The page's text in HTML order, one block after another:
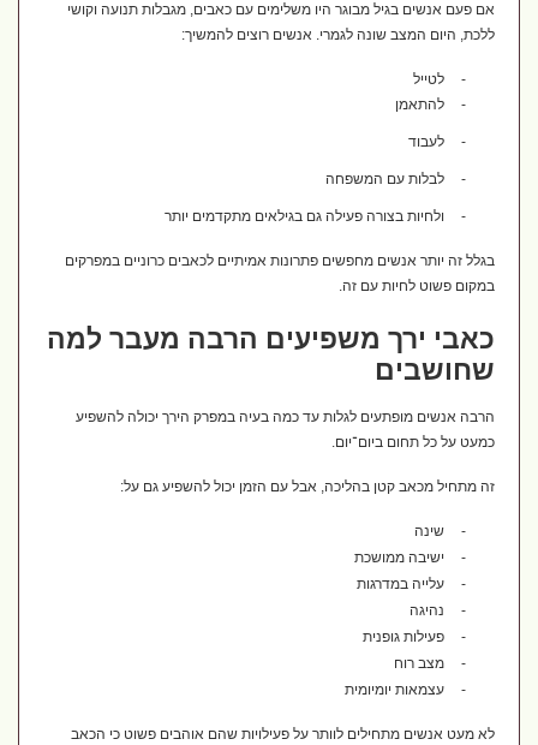
אם פעם אנשים בגיל מבוגר היו משלימים עם כאבים, מגבלות תנועה וקושי
ללכת, היום המצב שונה לגמרי. אנשים רוצים להמשיך:
לטייל
להתאמן
לעבוד
לבלות עם המשפחה
ולחיות בצורה פעילה גם בגילאים מתקדמים יותר
בגלל זה יותר אנשים מחפשים פתרונות אמיתיים לכאבים כרוניים במפרקים
במקום פשוט לחיות עם זה.
כאבי ירך משפיעים הרבה מעבר למה
שחושבים
הרבה אנשים מופתעים לגלות עד כמה בעיה במפרק הירך יכולה להשפיע
כמעט על כל תחום ביום־יום.
זה מתחיל מכאב קטן בהליכה, אבל עם הזמן יכול להשפיע גם על:
שינה
ישיבה ממושכת
עלייה במדרגות
נהיגה
פעילות גופנית
מצב רוח
עצמאות יומיומית
לא מעט אנשים מתחילים לוותר על פעילויות שהם אוהבים פשוט כי הכאב